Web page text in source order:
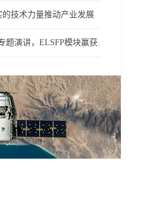
技术力量推动产业发展
昂纳在CFCF2022发表相干技术专题演讲，ELSFP模块赢获年度最具影响力大奖(1)